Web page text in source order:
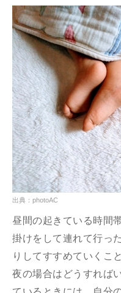
出典：photoAC
昼間の起きている時間
掛けをして連れて行っ
りしてすすめていくこ
夜の場合はどうすれば